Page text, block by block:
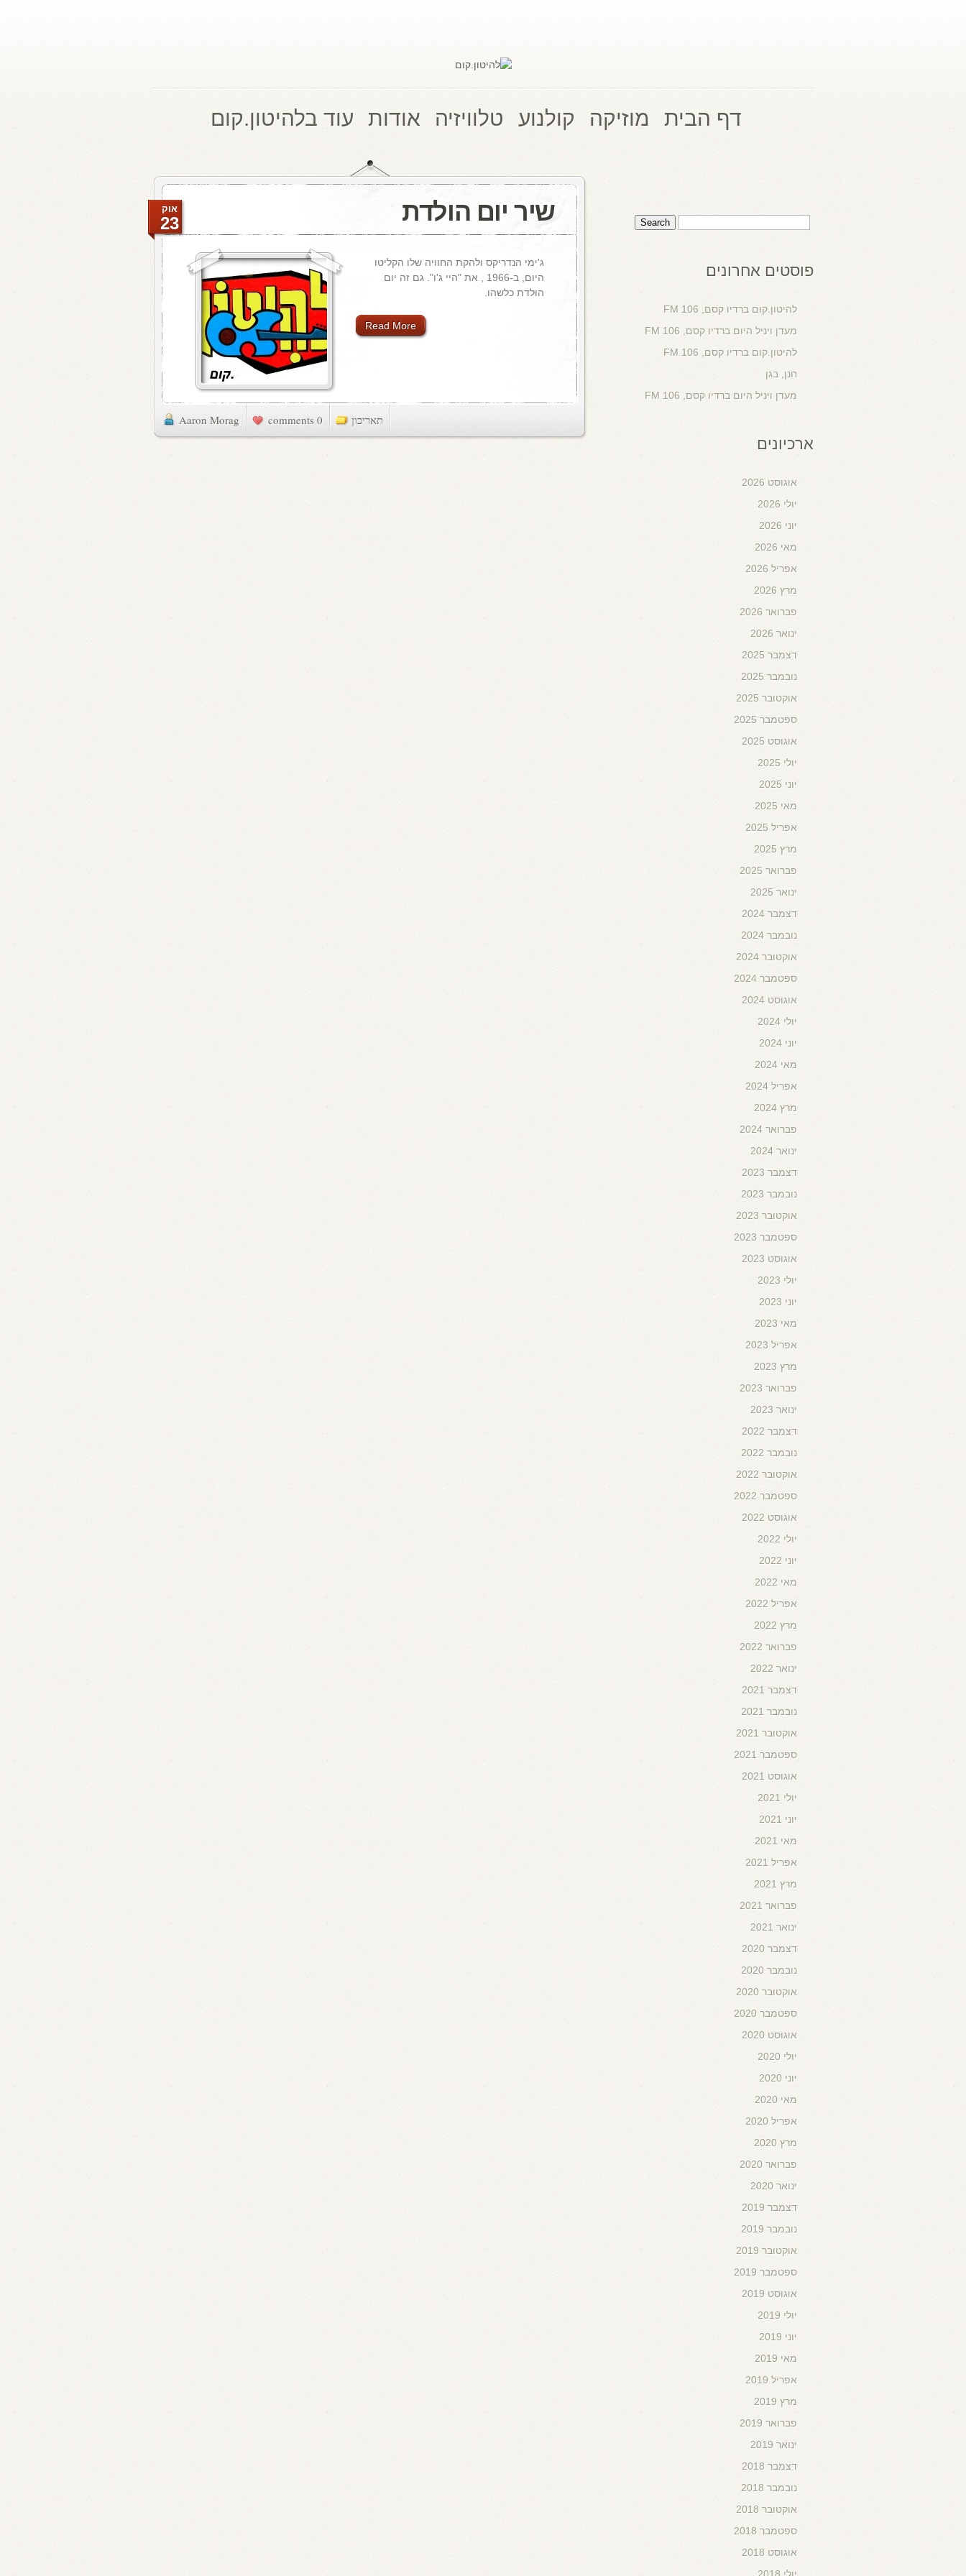
דף הבית מוזיקה קולנוע טלוויזיה אודות עוד בלהיטון.קום
שיר יום הולדת אוק
23
ג'ימי הנדריקס ולהקת החוויה שלו הקליטו
היום, ב-1966 , את "היי ג'ו". גם זה יום
הולדת כלשהו.
Read More
Aaron Morag 0 comments תאריכון
פוסטים אחרונים
להיטון.קום ברדיו קסם, 106 FM
מעדן ויניל היום ברדיו קסם, 106 FM
להיטון.קום ברדיו קסם, 106 FM
חנן, בגן
מעדן ויניל היום ברדיו קסם, 106 FM
ארכיונים
אוגוסט 2026
יולי 2026
יוני 2026
מאי 2026
אפריל 2026
מרץ 2026
פברואר 2026
ינואר 2026
דצמבר 2025
נובמבר 2025
אוקטובר 2025
ספטמבר 2025
אוגוסט 2025
יולי 2025
יוני 2025
מאי 2025
אפריל 2025
מרץ 2025
פברואר 2025
ינואר 2025
דצמבר 2024
נובמבר 2024
אוקטובר 2024
ספטמבר 2024
אוגוסט 2024
יולי 2024
יוני 2024
מאי 2024
אפריל 2024
מרץ 2024
פברואר 2024
ינואר 2024
דצמבר 2023
נובמבר 2023
אוקטובר 2023
ספטמבר 2023
אוגוסט 2023
יולי 2023
יוני 2023
מאי 2023
אפריל 2023
מרץ 2023
פברואר 2023
ינואר 2023
דצמבר 2022
נובמבר 2022
אוקטובר 2022
ספטמבר 2022
אוגוסט 2022
יולי 2022
יוני 2022
מאי 2022
אפריל 2022
מרץ 2022
פברואר 2022
ינואר 2022
דצמבר 2021
נובמבר 2021
אוקטובר 2021
ספטמבר 2021
אוגוסט 2021
יולי 2021
יוני 2021
מאי 2021
אפריל 2021
מרץ 2021
פברואר 2021
ינואר 2021
דצמבר 2020
נובמבר 2020
אוקטובר 2020
ספטמבר 2020
אוגוסט 2020
יולי 2020
יוני 2020
מאי 2020
אפריל 2020
מרץ 2020
פברואר 2020
ינואר 2020
דצמבר 2019
נובמבר 2019
אוקטובר 2019
ספטמבר 2019
אוגוסט 2019
יולי 2019
יוני 2019
מאי 2019
אפריל 2019
מרץ 2019
פברואר 2019
ינואר 2019
דצמבר 2018
נובמבר 2018
אוקטובר 2018
ספטמבר 2018
אוגוסט 2018